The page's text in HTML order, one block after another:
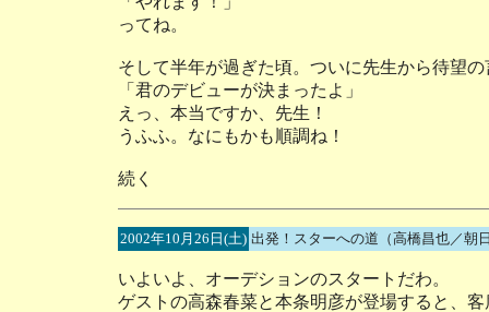
ってね。
そして半年が過ぎた頃。ついに先生から待望の
「君のデビューが決まったよ」
えっ、本当ですか、先生！
うふふ。なにもかも順調ね！
続く
2002年10月26日(土) 出発！スターへの道（高橋昌也／朝
いよいよ、オーデションのスタートだわ。
ゲストの高森春菜と本条明彦が登場すると、